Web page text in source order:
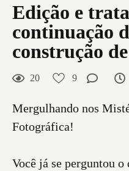
Edição e
continuação
construção
20 9
Mergulhando nos
Fotográfica!
Você já se perguntou o